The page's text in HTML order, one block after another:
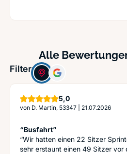
Alle
Filter:
5,0Sterne
von D. Martin, 53347 21.07.2026
“Busfahrt”
“Wir hatten einen 22 Sitzer
sehr erstaunt einen 49 Sitzer vor